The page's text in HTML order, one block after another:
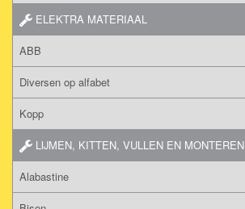
ELEKTRA MATERIAAL
ABB
Diversen op alfabet
Kopp
LIJMEN, KITTEN, VULLEN EN MONTEREN
Alabastine